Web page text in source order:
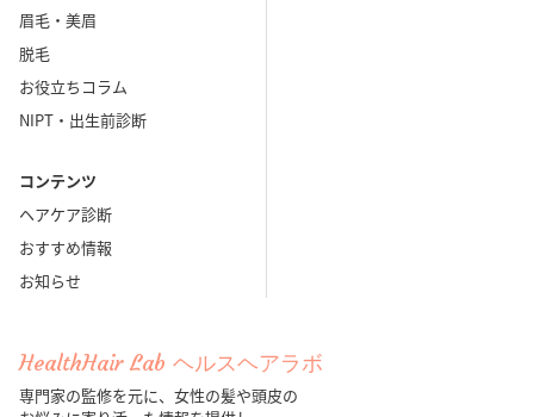
眉毛・美眉
脱毛
お役立ちコラム
NIPT・出生前診断
コンテンツ
ヘアケア診断
おすすめ情報
お知らせ
HealthHair Lab ヘルスヘアラボ
専門家の監修を元に、女性の髪や頭皮の